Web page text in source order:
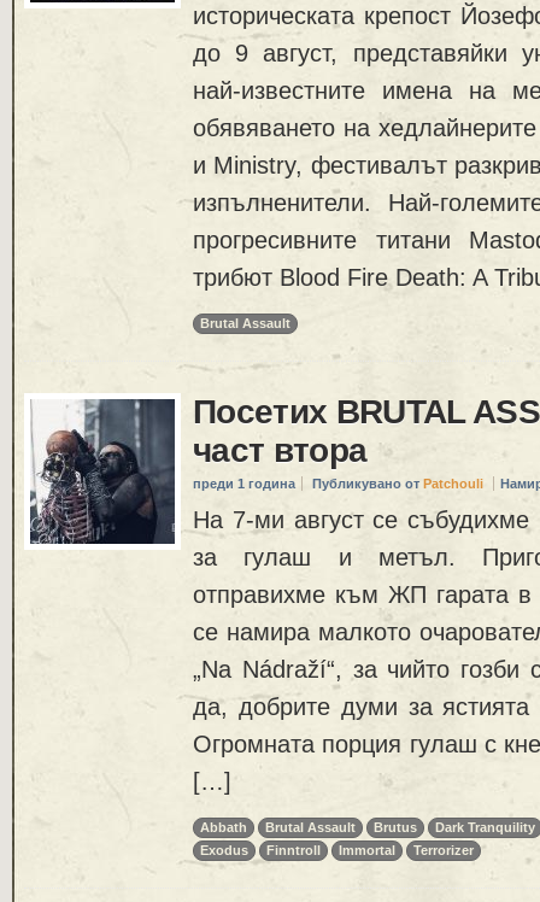
историческата крепост
до 9 август, представяйки
най-известните имена на
обявяването на
и Ministry, фестивалът
изпълненители. Най-
прогресивните титани
трибют Blood Fire Death: A
Brutal Assault
Посетих BRUTAL
част втора
преди 1 година Публикувано от Patchouli
На 7-ми август се
за гулаш и метъл.
отправихме към ЖП гарата
се намира малкото
„Na Nádraží“, за чийто гозби
да, добрите думи за
Огромната порция гулаш с
[…]
Abbath Brutal Assault Brutus
Dark Tranquility
Exodus
Finntroll Immortal Terrorizer